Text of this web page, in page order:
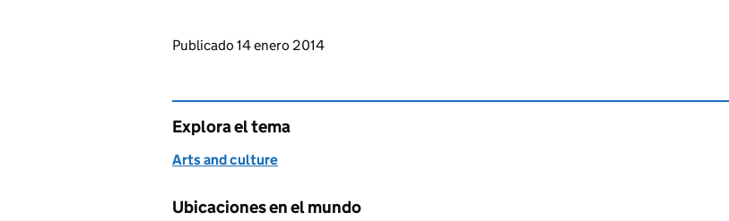
Updates to this page
Publicado 14 enero 2014
Explora el tema
Arts and culture
Ubicaciones en el mundo